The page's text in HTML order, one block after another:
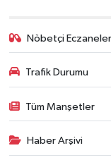
Nöbetçi Eczaneler
Trafik Durumu
Tüm Manşetler
Haber Arşivi